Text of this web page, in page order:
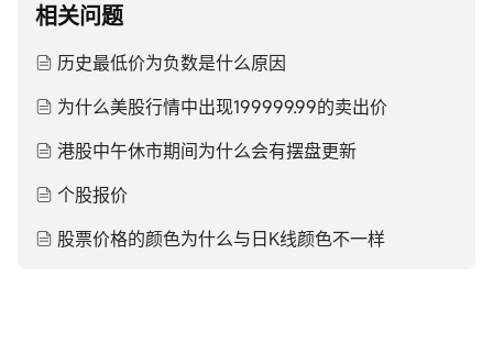
相关问题
历史最低价为负数是什么原因
为什么美股行情中出现199999.99的卖出价
港股中午休市期间为什么会有摆盘更新
个股报价
股票价格的颜色为什么与日K线颜色不一样